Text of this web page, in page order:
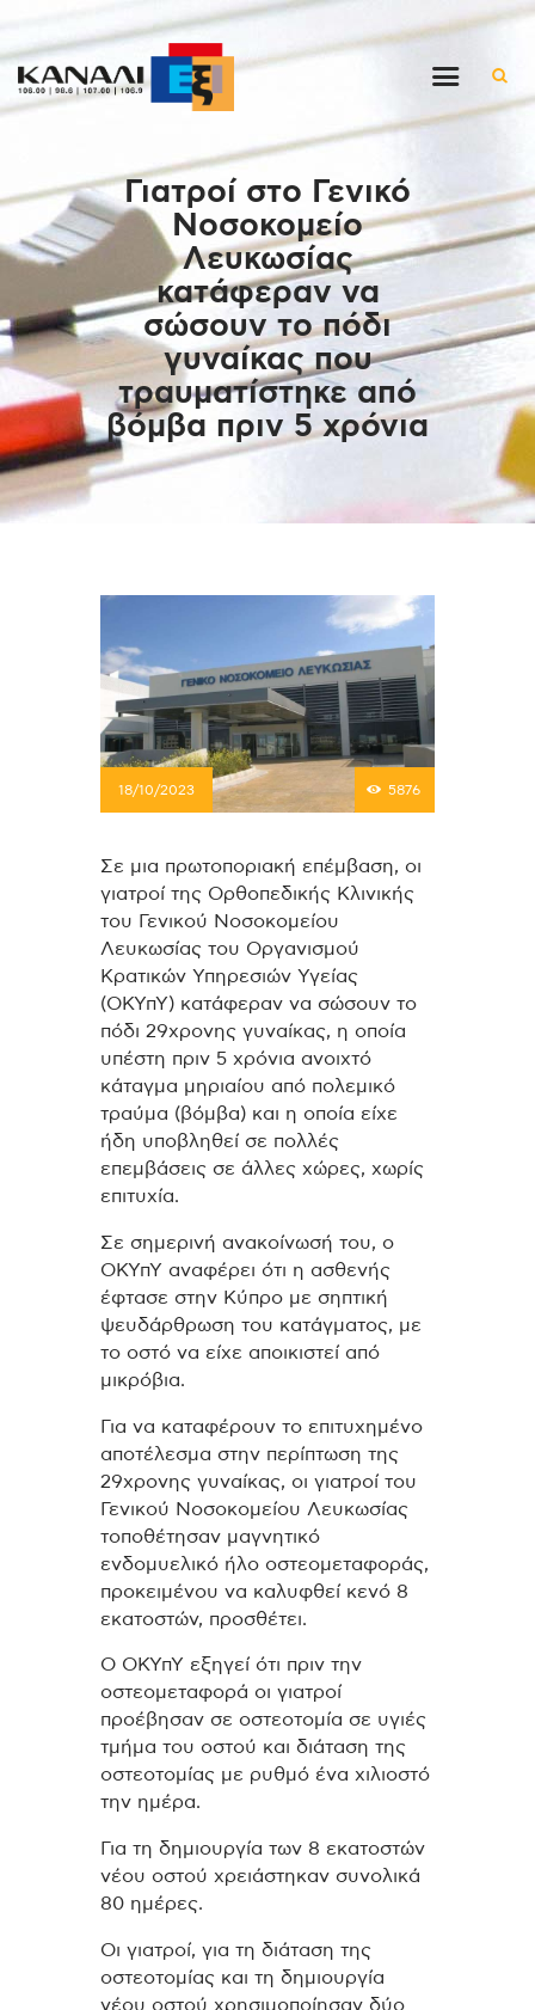
Γιατροί στο Γενικό
Νοσοκομείο
Λευκωσίας
κατάφεραν να
σώσουν το πόδι
γυναίκας που
τραυματίστηκε από
βόμβα πριν 5 χρόνια
Εκπομπές
Στον ρυθμό της μέρας
Ένθετα
Διαγωνισμοί/Live Links
Ποιοι είμαστε
Επικοινωνία
18/10/2023 5876
Σε μια πρωτοποριακή επέμβαση, οι
γιατροί της Ορθοπεδικής Κλινικής
του Γενικού Νοσοκομείου
Λευκωσίας του Οργανισμού
Κρατικών Υπηρεσιών Υγείας
(ΟΚΥπΥ) κατάφεραν να σώσουν το
πόδι 29χρονης γυναίκας, η οποία
υπέστη πριν 5 χρόνια ανοιχτό
κάταγμα μηριαίου από πολεμικό
τραύμα (βόμβα) και η οποία είχε
ήδη υποβληθεί σε πολλές
επεμβάσεις σε άλλες χώρες, χωρίς
επιτυχία.
Σε σημερινή ανακοίνωσή του, ο
ΟΚΥπΥ αναφέρει ότι η ασθενής
έφτασε στην Κύπρο με σηπτική
ψευδάρθρωση του κατάγματος, με
το οστό να είχε αποικιστεί από
μικρόβια.
Για να καταφέρουν το επιτυχημένο
αποτέλεσμα στην περίπτωση της
29χρονης γυναίκας, οι γιατροί του
Γενικού Νοσοκομείου Λευκωσίας
τοποθέτησαν μαγνητικό
ενδομυελικό ήλο οστεομεταφοράς,
προκειμένου να καλυφθεί κενό 8
εκατοστών, προσθέτει.
Ο ΟΚΥπΥ εξηγεί ότι πριν την
οστεομεταφορά οι γιατροί
προέβησαν σε οστεοτομία σε υγιές
τμήμα του οστού και διάταση της
οστεοτομίας με ρυθμό ένα χιλιοστό
την ημέρα.
Για τη δημιουργία των 8 εκατοστών
νέου οστού χρειάστηκαν συνολικά
80 ημέρες.
Οι γιατροί, για τη διάταση της
οστεοτομίας και τη δημιουργία
νέου οστού χρησιμοποίησαν δύο